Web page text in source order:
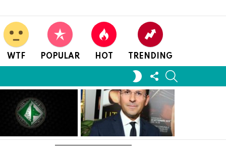
WTF POPULAR HOT TRENDING
SWITCH
SKIN
FOLLOW
US